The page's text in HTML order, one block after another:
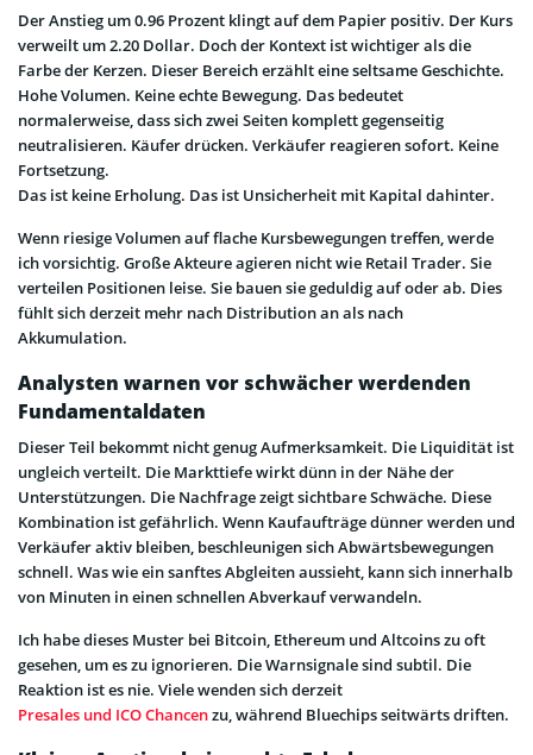
Der Anstieg um 0.96 Prozent klingt auf dem Papier positiv. Der Kurs
verweilt um 2.20 Dollar. Doch der Kontext ist wichtiger als die
Farbe der Kerzen. Dieser Bereich erzählt eine seltsame Geschichte.
Hohe Volumen. Keine echte Bewegung. Das bedeutet
normalerweise, dass sich zwei Seiten komplett gegenseitig
neutralisieren. Käufer drücken. Verkäufer reagieren sofort. Keine
Fortsetzung.
Das ist keine Erholung. Das ist Unsicherheit mit Kapital dahinter.
Wenn riesige Volumen auf flache Kursbewegungen treffen, werde
ich vorsichtig. Große Akteure agieren nicht wie Retail Trader. Sie
verteilen Positionen leise. Sie bauen sie geduldig auf oder ab. Dies
fühlt sich derzeit mehr nach Distribution an als nach
Akkumulation.
Analysten warnen vor schwächer werdenden
Fundamentaldaten
Dieser Teil bekommt nicht genug Aufmerksamkeit. Die Liquidität ist
ungleich verteilt. Die Markttiefe wirkt dünn in der Nähe der
Unterstützungen. Die Nachfrage zeigt sichtbare Schwäche. Diese
Kombination ist gefährlich. Wenn Kaufaufträge dünner werden und
Verkäufer aktiv bleiben, beschleunigen sich Abwärtsbewegungen
schnell. Was wie ein sanftes Abgleiten aussieht, kann sich innerhalb
von Minuten in einen schnellen Abverkauf verwandeln.
Ich habe dieses Muster bei Bitcoin, Ethereum und Altcoins zu oft
gesehen, um es zu ignorieren. Die Warnsignale sind subtil. Die
Reaktion ist es nie. Viele wenden sich derzeit
Presales und ICO Chancenzu, während Bluechips seitwärts driften.